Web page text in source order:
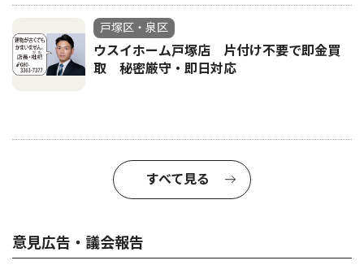
戸塚区・泉区
ウスイホーム戸塚店 片付け不要で即金買
取 秘密厳守・即日対応
すべて見る
意見広告・議会報告